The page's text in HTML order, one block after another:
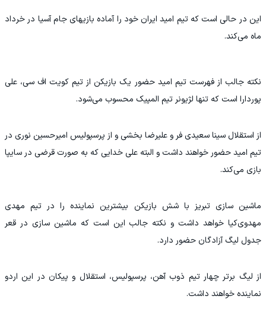
این در حالی است که تیم امید ایران خود را آماده بازیهای جام آسیا در خرداد
ماه می‌کند.
نکته جالب از فهرست تیم امید حضور یک بازیکن از تیم کویت اف سی، علی
پوردارا است که تنها لژیونر تیم المپیک محسوب می‌شود.
از استقلال سینا سعیدی فر و علیرضا بخشی و از پرسپولیس امیرحسین نوری در
تیم امید حضور خواهند داشت و البته علی خدایی که به صورت قرضی در سایپا
بازی می‌کند.
ماشین سازی تبریز با شش بازیکن بیشترین نماینده را در تیم مهدی
مهدوی‌کیا خواهد داشت و نکته جالب این است که ماشین سازی در قعر
جدول لیگ آزادگان حضور دارد.
از لیگ برتر چهار تیم ذوب آهن، پرسپولیس، استقلال و پیکان در این اردو
نماینده خواهند داشت.